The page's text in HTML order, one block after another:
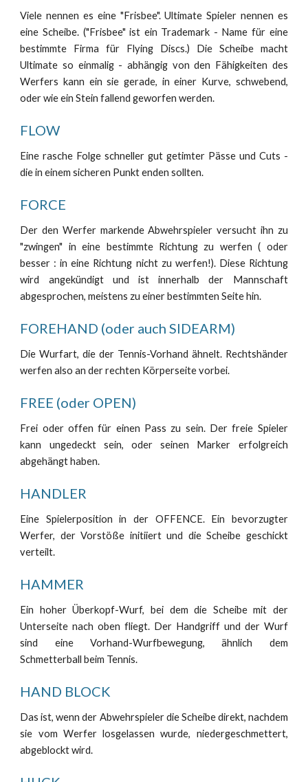
Viele nennen es eine "Frisbee". Ultimate Spieler nennen es
eine Scheibe. ("Frisbee" ist ein Trademark - Name für eine
bestimmte Firma für Flying Discs.) Die Scheibe macht
Ultimate so einmalig - abhängig von den Fähigkeiten des
Werfers kann ein sie gerade, in einer Kurve, schwebend,
oder wie ein Stein fallend geworfen werden.
FLOW
Eine rasche Folge schneller gut getimter Pässe und Cuts -
die in einem sicheren Punkt enden sollten.
FORCE
Der den Werfer markende Abwehrspieler versucht ihn zu
"zwingen" in eine bestimmte Richtung zu werfen ( oder
besser : in eine Richtung nicht zu werfen!). Diese Richtung
wird angekündigt und ist innerhalb der Mannschaft
abgesprochen, meistens zu einer bestimmten Seite hin.
FOREHAND (oder auch SIDEARM)
Die Wurfart, die der Tennis-Vorhand ähnelt. Rechtshänder
werfen also an der rechten Körperseite vorbei.
FREE (oder OPEN)
Frei oder offen für einen Pass zu sein. Der freie Spieler
kann ungedeckt sein, oder seinen Marker erfolgreich
abgehängt haben.
HANDLER
Eine Spielerposition in der OFFENCE. Ein bevorzugter
Werfer, der Vorstöße initiiert und die Scheibe geschickt
verteilt.
HAMMER
Ein hoher Überkopf-Wurf, bei dem die Scheibe mit der
Unterseite nach oben fliegt. Der Handgriff und der Wurf
sind eine Vorhand-Wurfbewegung, ähnlich dem
Schmetterball beim Tennis.
HAND BLOCK
Das ist, wenn der Abwehrspieler die Scheibe direkt, nachdem
sie vom Werfer losgelassen wurde, niedergeschmettert,
abgeblockt wird.